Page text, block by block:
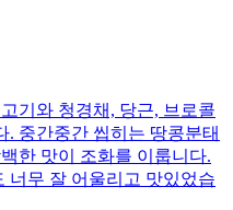
기와 청경채, 당근, 브로콜
. 중간중간 씹히는 땅콩분태
한 맛이 조화를 이룹니다.
너무 잘 어울리고 맛있었습